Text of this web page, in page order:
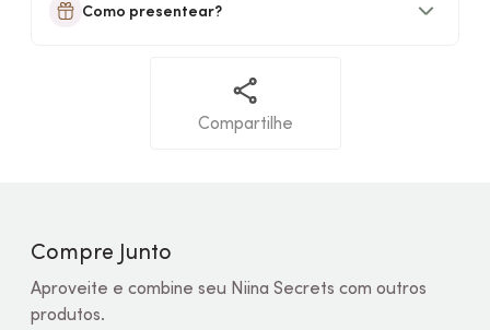
Como presentear?
Compartilhe
Compre Junto
Aproveite e combine seu Niina Secrets com outros
produtos.